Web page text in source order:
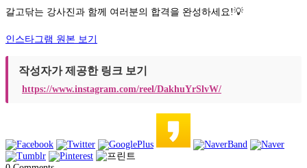
갈고닦는 강사진과 함께 여러분의 합격을 완성하세요!💡
인스타그램 원본 보기
작성자가 제공한 링크 보기
https://www.instagram.com/reel/DakhuYrSlvW/